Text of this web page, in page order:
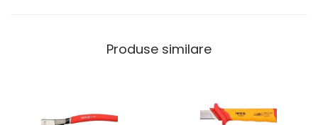
Produse similare